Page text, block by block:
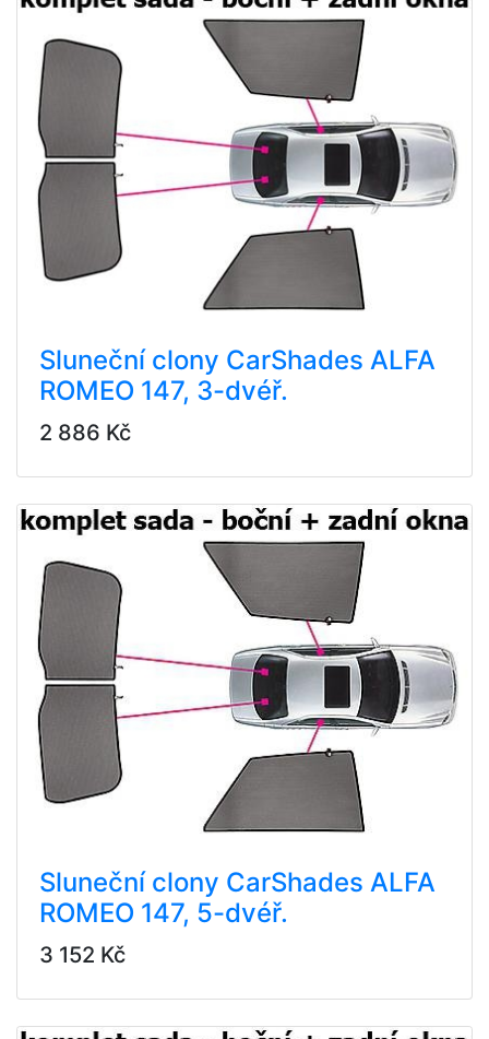
Sluneční clony CarShades ALFA
ROMEO 147, 3-dvéř.
2 886 Kč
Sluneční clony CarShades ALFA
ROMEO 147, 5-dvéř.
3 152 Kč